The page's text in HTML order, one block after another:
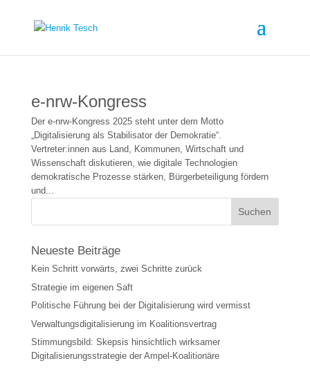
e-nrw-Kongress
Der e-nrw-Kongress 2025 steht unter dem Motto
„Digitalisierung als Stabilisator der Demokratie“.
Vertreter:innen aus Land, Kommunen, Wirtschaft und
Wissenschaft diskutieren, wie digitale Technologien
demokratische Prozesse stärken, Bürgerbeteiligung fördern
und...
Neueste Beiträge
Kein Schritt vorwärts, zwei Schritte zurück
Strategie im eigenen Saft
Politische Führung bei der Digitalisierung wird vermisst
Verwaltungsdigitalisierung im Koalitionsvertrag
Stimmungsbild: Skepsis hinsichtlich wirksamer
Digitalisierungsstrategie der Ampel-Koalitionäre